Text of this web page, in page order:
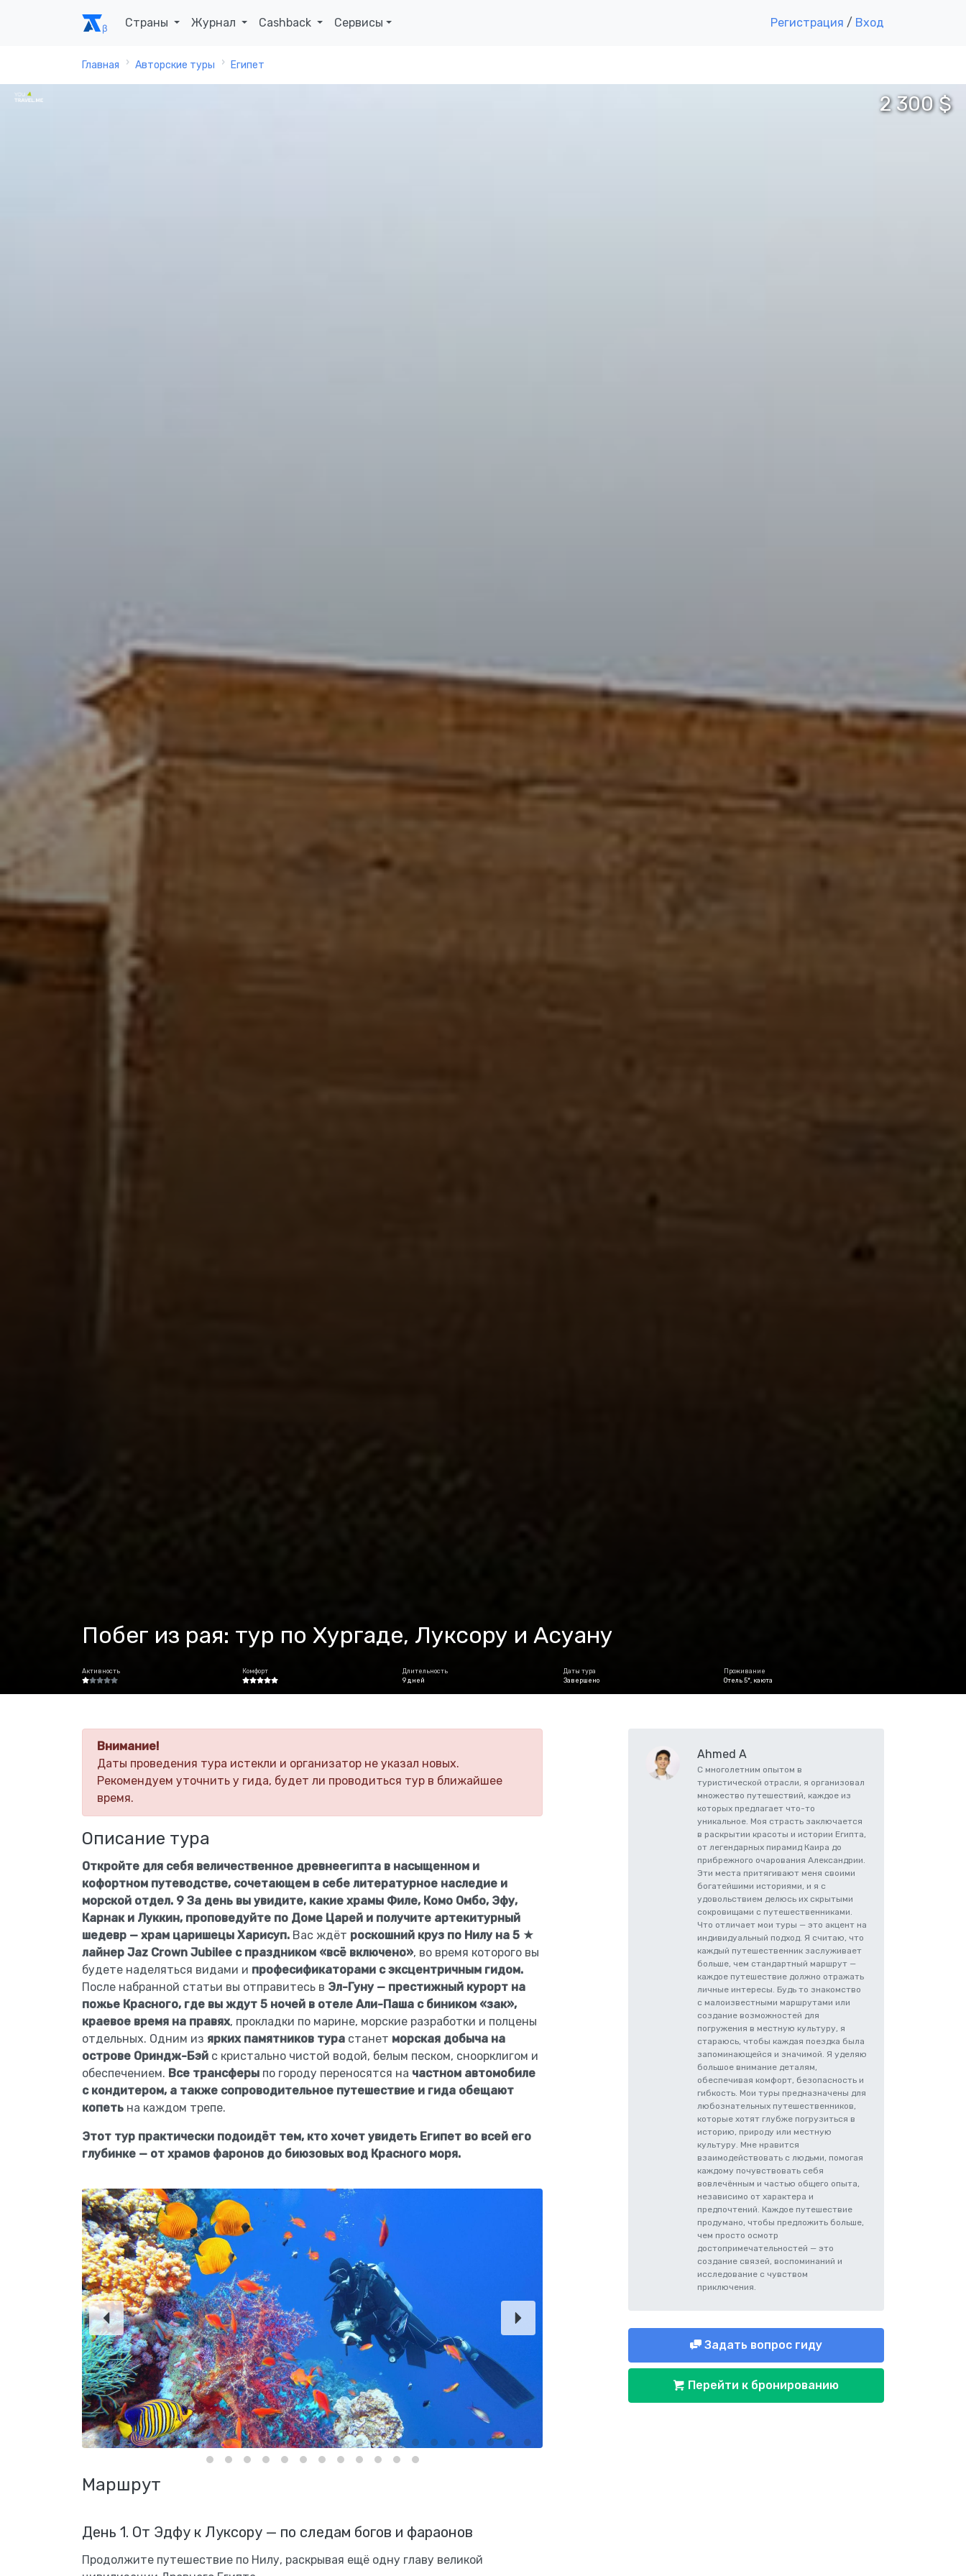
Страны Журнал Cashback Сервисы Регистрация / Вход
Главная Авторские туры Египет
2 300 $
Побег из рая: тур по Хургаде, Луксору и Асуану
Активность Комфорт
Длительность
9 дней
Даты тура
Завершено
Проживание
Отель 5*, каюта
Внимание!
Даты проведения тура истекли и организатор не указал новых.
Рекомендуем уточнить у гида, будет ли проводиться тур в ближайшее
время.
Описание тура
Откройте для себя величественное древнеегипта в насыщенном и
кофортном путеводстве, сочетающем в себе литературное наследие и
морской отдел. 9 За день вы увидите, какие храмы Филе, Комо Омбо, Эфу,
Карнак и Луккин, проповедуйте по Доме Царей и получите артекитурный
шедевр — храм царишецы Харисуп. Вас ждёт роскошний круз по Нилу на 5 ★
лайнер Jaz Crown Jubilee с праздником «всё включено», во время которого вы
будете наделяться видами и професификаторами с эксцентричным гидом.
После набранной статьи вы отправитесь в Эл-Гуну — престижный курорт на
пожье Красного, где вы ждут 5 ночей в отеле Али-Паша с биником «зак»,
краевое время на правях, прокладки по марине, морские разработки и полцены
отдельных. Одним из ярких памятников тура станет морская добыча на
острове Ориндж-Бэй с кристально чистой водой, белым песком, сноорклигом и
обеспечением. Все трансферы по городу переносятся на частном автомобиле
с кондитером, а также сопроводительное путешествие и гида обещают
копеть на каждом трепе.
Этот тур практически подоидёт тем, кто хочет увидеть Египет во всей его
глубинке — от храмов фаронов до биюзовых вод Красного моря.
Маршрут
День 1. От Эдфу к Луксору — по следам богов и фараонов
Продолжите путешествие по Нилу, раскрывая ещё одну главу великой
Ahmed A
С многолетним опытом в
туристической отрасли, я организовал
множество путешествий, каждое из
которых предлагает что-то
уникальное. Моя страсть заключается
в раскрытии красоты и истории Египта,
от легендарных пирамид Каира до
прибрежного очарования Александрии.
Эти места притягивают меня своими
богатейшими историями, и я с
удовольствием делюсь их скрытыми
сокровищами с путешественниками.
Что отличает мои туры — это акцент на
индивидуальный подход. Я считаю, что
каждый путешественник заслуживает
больше, чем стандартный маршрут —
каждое путешествие должно отражать
личные интересы. Будь то знакомство
с малоизвестными маршрутами или
создание возможностей для
погружения в местную культуру, я
стараюсь, чтобы каждая поездка была
запоминающейся и значимой. Я уделяю
большое внимание деталям,
обеспечивая комфорт, безопасность и
гибкость. Мои туры предназначены для
любознательных путешественников,
которые хотят глубже погрузиться в
историю, природу или местную
культуру. Мне нравится
взаимодействовать с людьми, помогая
каждому почувствовать себя
вовлечённым и частью общего опыта,
независимо от характера и
предпочтений. Каждое путешествие
продумано, чтобы предложить больше,
чем просто осмотр
достопримечательностей — это
создание связей, воспоминаний и
исследование с чувством
приключения.
Задать вопрос гиду
Перейти к бронированию